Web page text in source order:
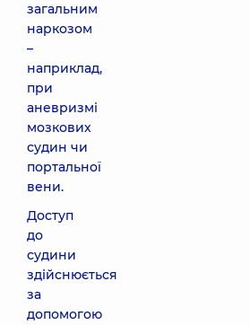
загальним
наркозом
–
наприклад,
при
аневризмі
мозкових
судин чи
портальної
вени.
Доступ
до
судини
здійснюється
за
допомогою